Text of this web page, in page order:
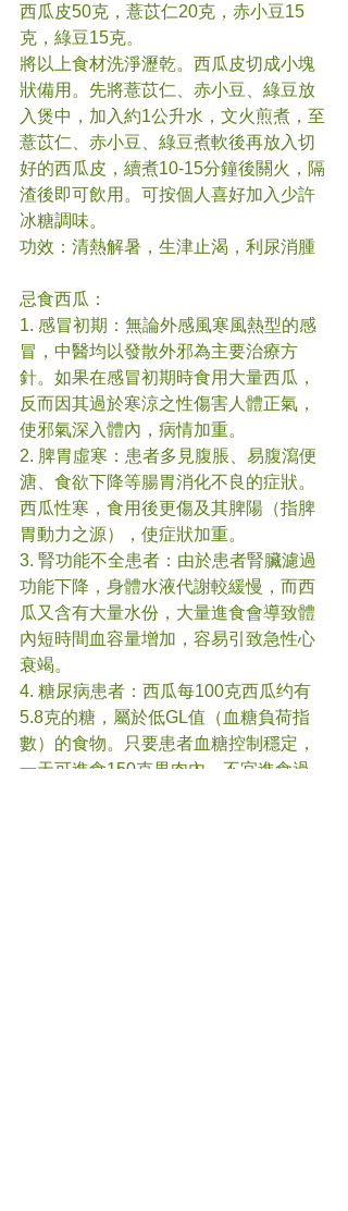
西瓜皮50克，薏苡仁20克，赤小豆15
克，綠豆15克。
將以上食材洗淨瀝乾。西瓜皮切成小塊
狀備用。先將薏苡仁、赤小豆、綠豆放
入煲中，加入約1公升水，文火煎煮，至
薏苡仁、赤小豆、綠豆煮軟後再放入切
好的西瓜皮，續煮10-15分鐘後關火，隔
渣後即可飲用。可按個人喜好加入少許
冰糖調味。
功效：清熱解暑，生津止渴，利尿消腫
忌食西瓜：
1. 感冒初期：無論外感風寒風熱型的感
冒，中醫均以發散外邪為主要治療方
針。如果在感冒初期時食用大量西瓜，
反而因其過於寒涼之性傷害人體正氣，
使邪氣深入體內，病情加重。
2. 脾胃虛寒：患者多見腹脹、易腹瀉便
溏、食欲下降等腸胃消化不良的症狀。
西瓜性寒，食用後更傷及其脾陽（指脾
胃動力之源），使症狀加重。
3. 腎功能不全患者：由於患者腎臟濾過
功能下降，身體水液代謝較緩慢，而西
瓜又含有大量水份，大量進食會導致體
內短時間血容量增加，容易引致急性心
衰竭。
4. 糖尿病患者：西瓜每100克西瓜约有
5.8克的糖，屬於低GL值（血糖負荷指
數）的食物。只要患者血糖控制穩定，
一天可進食150克果肉內，不宜進食過